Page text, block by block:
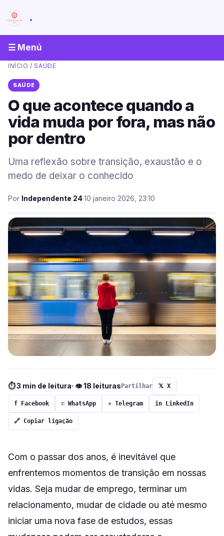
.
☰ Menú
INÍCIO /SAÚDE
SAÚDE
O que acontece quando a
vida muda por fora, mas não
por dentro
Uma reflexão sobre transição, exaustão e o
medo de deixar o conhecido
Por Independente 24·10 janeiro 2026, 23:10
⏱ 3 min de leitura· 👁 18 leituras Partilhar 𝕏 X
f Facebook ✆ WhatsApp ✈ Telegram in LinkedIn
🔗 Copiar ligação
Com o passar dos anos, é inevitável que
enfrentemos momentos de transição em nossas
vidas. Seja mudar de emprego, terminar um
relacionamento, mudar de cidade ou até mesmo
iniciar uma nova fase de estudos, essas